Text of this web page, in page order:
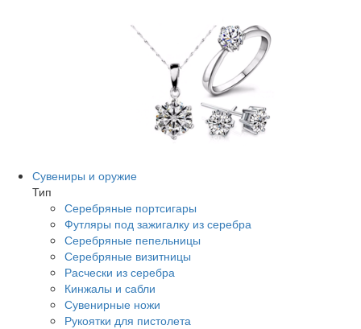
Сувениры и оружие
Тип
Серебряные портсигары
Футляры под зажигалку из серебра
Серебряные пепельницы
Серебряные визитницы
Расчески из серебра
Кинжалы и сабли
Сувенирные ножи
Рукоятки для пистолета